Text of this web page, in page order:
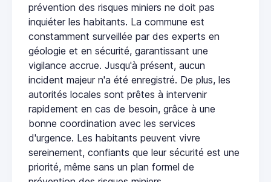
prévention des risques miniers ne doit pas
inquiéter les habitants. La commune est
constamment surveillée par des experts en
géologie et en sécurité, garantissant une
vigilance accrue. Jusqu'à présent, aucun
incident majeur n'a été enregistré. De plus, les
autorités locales sont prêtes à intervenir
rapidement en cas de besoin, grâce à une
bonne coordination avec les services
d'urgence. Les habitants peuvent vivre
sereinement, confiants que leur sécurité est une
priorité, même sans un plan formel de